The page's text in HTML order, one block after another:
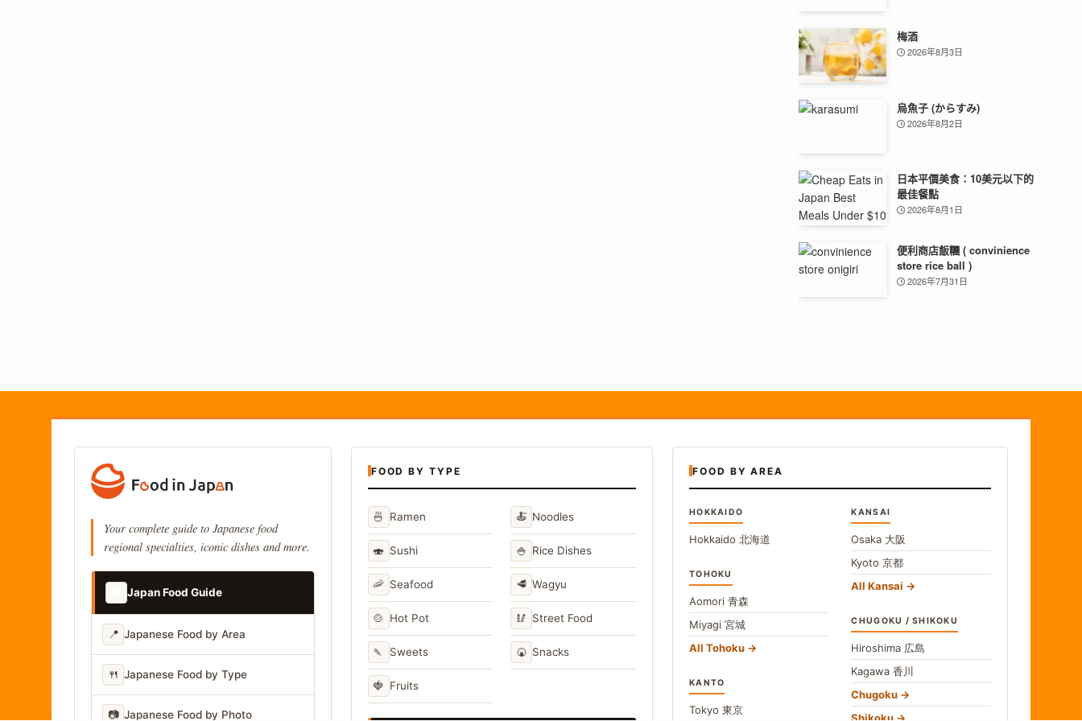
梅酒
2026年8月3日
烏魚子 (からすみ)
2026年8月2日
日本平價美食：10美元以下的
最佳餐點
2026年8月1日
便利商店飯糰 ( convinience
store rice ball )
2026年7月31日
Your complete guide to Japanese food
regional specialties, iconic dishes and more.
Japan Food Guide
📍 Japanese Food by Area
🍴 Japanese Food by Type
📷 Japanese Food by Photo
FOOD BY TYPE
🍜 Ramen 🍝 Noodles
🍣 Sushi 🍚 Rice Dishes
🦐 Seafood 🥩 Wagyu
🍲 Hot Pot 🥢 Street Food
🍡 Sweets 🍘 Snacks
🍓 Fruits
FOOD BY AREA
HOKKAIDO
Hokkaido 北海道
TOHOKU
Aomori 青森
Miyagi 宮城
All Tohoku
KANTO
Tokyo 東京
KANSAI
Osaka 大阪
Kyoto京都
All Kansai
CHUGOKU / SHIKOKU
Hiroshima 広島
Kagawa香川
Chugoku
Shikoku